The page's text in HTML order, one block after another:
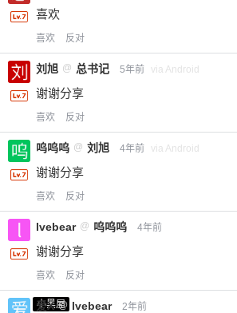
喜欢
喜欢 反对
刘旭 @ 总书记 5年前 via Android
谢谢分享
喜欢 反对
呜呜呜 @ 刘旭 4年前 via Android
谢谢分享
喜欢 反对
lvebear @ 呜呜呜 4年前
谢谢分享
喜欢 反对
小黑屋
爱X @ lvebear 2年前